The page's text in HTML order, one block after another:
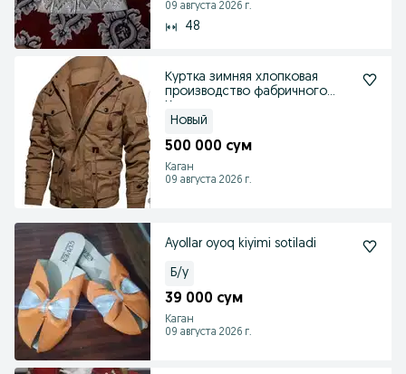
09 августа 2026 г.
48
Куртка зимняя хлопковая
производство фабричного
Новый
500 000 сум
Каган
09 августа 2026 г.
Ayollar oyoq kiyimi sotiladi
Б/у
39 000 сум
Каган
09 августа 2026 г.